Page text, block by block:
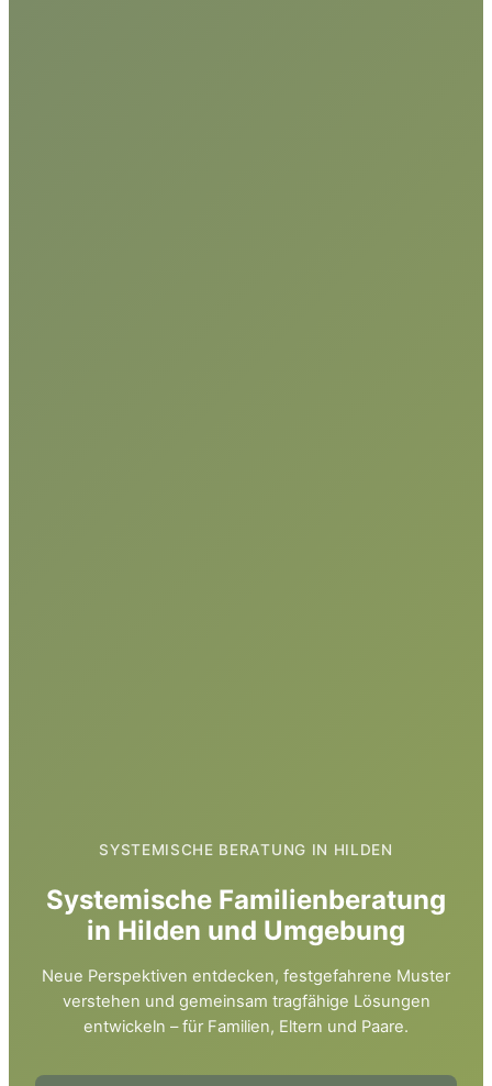
SYSTEMISCHE BERATUNG IN HILDEN
Systemische Familienberatung
in Hilden und Umgebung
Neue Perspektiven entdecken, festgefahrene Muster
verstehen und gemeinsam tragfähige Lösungen
entwickeln – für Familien, Eltern und Paare.